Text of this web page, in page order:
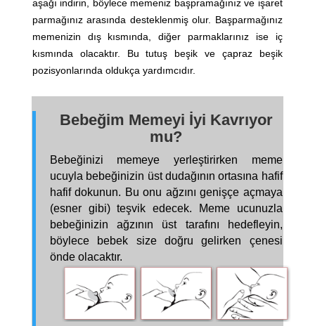
aşağı indirin, böylece memeniz başpramağınız ve işaret
parmağınız arasında desteklenmiş olur. Başparmağınız
memenizin dış kısmında, diğer parmaklarınız ise iç
kısmında olacaktır. Bu tutuş beşik ve çapraz beşik
pozisyonlarında oldukça yardımcıdır.
Bebeğim Memeyi İyi Kavrıyor
mu?
Bebeğinizi memeye yerleştirirken meme
ucuyla bebeğinizin üst dudağının ortasına hafif
hafif dokunun. Bu onu ağzını genişçe açmaya
(esner gibi) teşvik edecek. Meme ucunuzla
bebeğinizin ağzının üst tarafını hedefleyin,
böylece bebek size doğru gelirken çenesi
önde olacaktır.